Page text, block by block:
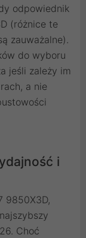
odpowiednik
(różnice te
zauważalne).
do wyboru
jeśli zależy im
a nie
i
9850X3D,
Choć